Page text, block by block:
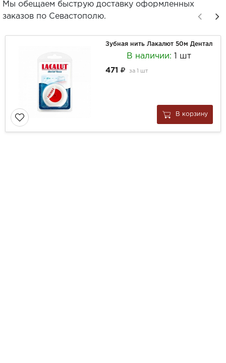
Мы обещаем быструю доставку оформленных
заказов по Севастополю.
Зубная нить Лакалют 50м Дентал
В наличии: 1 шт
471 за 1 шт
В корзину